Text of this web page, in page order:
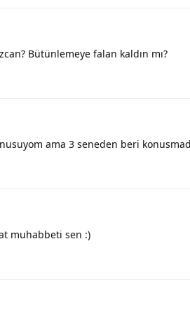
Bütünlemeye falan kaldın mı?
ama 3 seneden beri
muhabbeti sen :)